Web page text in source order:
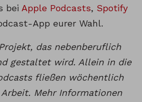
bei Apple Podcasts, Spotify
App eurer Wahl.
das nebenberuflich
gestaltet wird. Allein in die
fließen wöchentlich
Mehr Informationen